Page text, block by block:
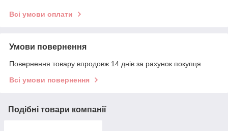
Всі умови оплати
Умови повернення
Повернення товару впродовж 14 днів за рахунок покупця
Всі умови повернення
Подібні товари компанії